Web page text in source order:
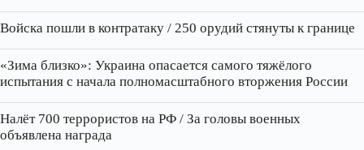
Войска пошли в контратаку / 250 орудий стянуты к границе
«Зима близко»: Украина опасается самого тяжёлого
испытания с начала полномасштабного вторжения России
Налёт 700 террористов на РФ / За головы военных
объявлена награда